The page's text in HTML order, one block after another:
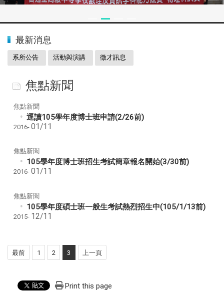
最新消息
系所公告 活動與演講 徵才訊息
焦點新聞
焦點新聞
逕讀105學年度博士班申請(2/26前)
2016- 01/11
焦點新聞
105學年度博士班招生考試簡章報名開始(3/30前)
2016- 01/11
焦點新聞
105學年度碩士班一般生考試熱烈招生中(105/1/13前)
2015- 12/11
最前 1 2 3 上一頁
Print this page